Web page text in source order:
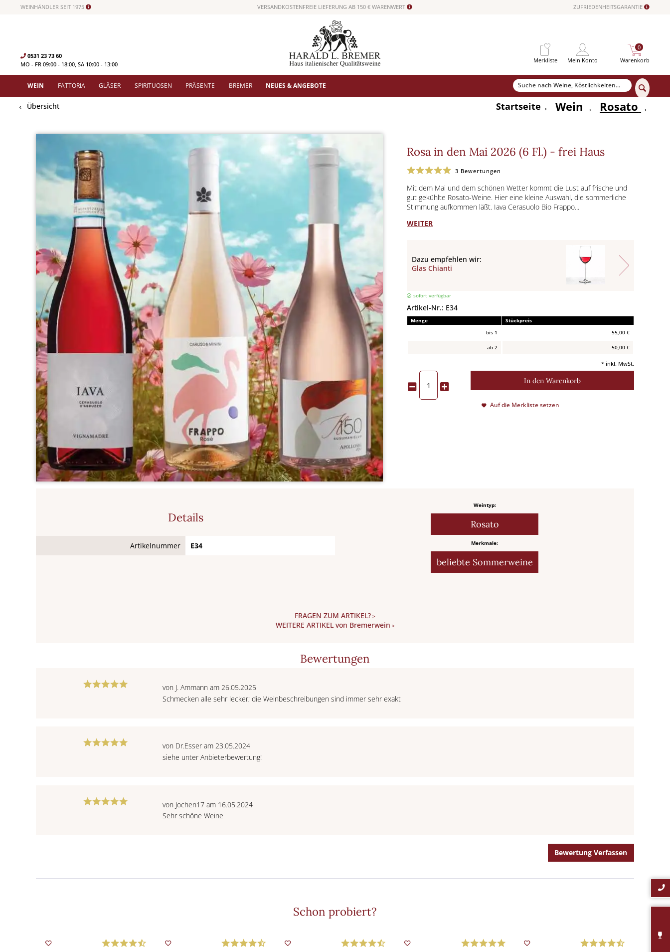
WEINHÄNDLER SEIT 1975 VERSANDKOSTENFREIE LIEFERUNG AB 150 € WARENWERT ZUFRIEDENHEITSGARANTIE
0531 23 73 60
MO - FR 09:00 - 18:00, SA 10:00 - 13:00
Merkliste Mein Konto Warenkorb
0
WEIN FATTORIA GLÄSER SPIRITUOSEN PRÄSENTE BREMER NEUES & ANGEBOTE
Übersicht Startseite Wein Rosato
Rosa in den Mai 2026 (6 Fl.) - frei Haus
3 Bewertungen
Mit dem Mai und dem schönen Wetter kommt die Lust auf frische und
gut gekühlte Rosato-Weine. Hier eine kleine Auswahl, die sommerliche
Stimmung aufkommen läßt. Iava Cerasuolo Bio Frappo...
WEITER
Dazu empfehlen wir:
Glas Chianti
sofort verfügbar
Artikel-Nr.: E34
Menge
Stückpreis
bis 1 55,00 €
ab2 50,00 €
* inkl. MwSt.
In den Warenkorb
Auf die Merkliste setzen
Details
Artikelnummer E34
Weintyp:
Rosato
Merkmale:
beliebte Sommerweine
FRAGEN ZUM ARTIKEL? >
WEITERE ARTIKEL von Bremerwein >
Bewertungen
von J. Ammann am 26.05.2025
Schmecken alle sehr lecker; die Weinbeschreibungen sind immer sehr exakt
von Dr.Esser am 23.05.2024
siehe unter Anbieterbewertung!
von Jochen17 am 16.05.2024
Sehr schöne Weine
Bewertung Verfassen
Schon probiert?